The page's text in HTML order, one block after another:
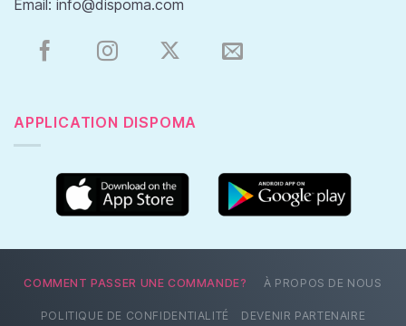
Email: info@dispoma.com
APPLICATION DISPOMA
COMMENT PASSER UNE COMMANDE? À PROPOS DE NOUS
POLITIQUE DE CONFIDENTIALITÉ DEVENIR PARTENAIRE